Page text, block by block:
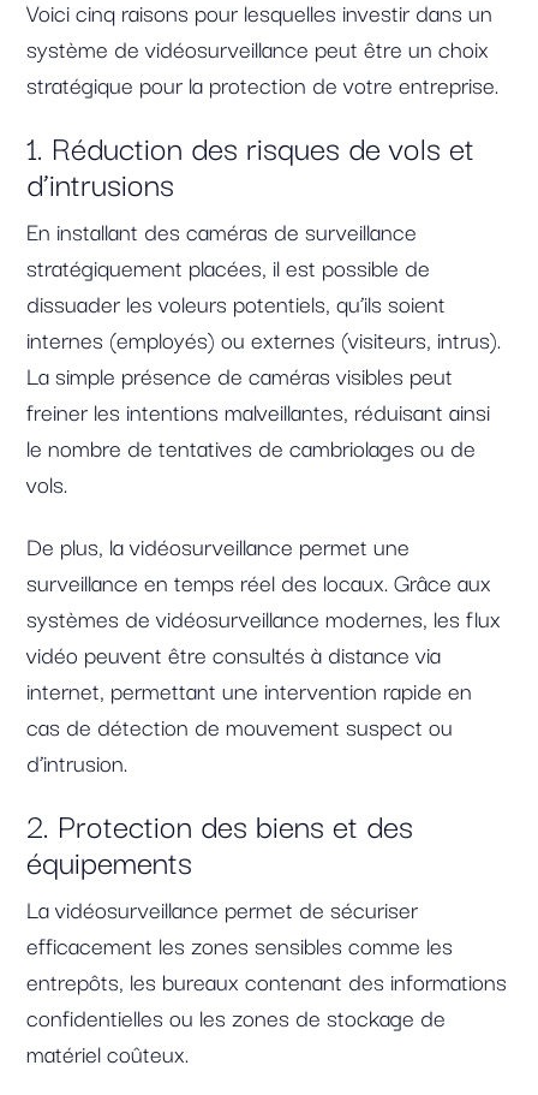
Voici cinq raisons pour lesquelles investir dans un
système de vidéosurveillance peut être un choix
stratégique pour la protection de votre entreprise.
1. Réduction des risques de vols et
d’intrusions
En installant des caméras de surveillance
stratégiquement placées, il est possible de
dissuader les voleurs potentiels, qu’ils soient
internes (employés) ou externes (visiteurs, intrus).
La simple présence de caméras visibles peut
freiner les intentions malveillantes, réduisant ainsi
le nombre de tentatives de cambriolages ou de
vols.
De plus, la vidéosurveillance permet une
surveillance en temps réel des locaux. Grâce aux
systèmes de vidéosurveillance modernes, les flux
vidéo peuvent être consultés à distance via
internet, permettant une intervention rapide en
cas de détection de mouvement suspect ou
d’intrusion.
2. Protection des biens et des
équipements
La vidéosurveillance permet de sécuriser
efficacement les zones sensibles comme les
entrepôts, les bureaux contenant des informations
confidentielles ou les zones de stockage de
matériel coûteux.